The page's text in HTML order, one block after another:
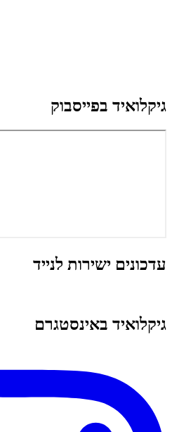
גיקלואיד בפייסבוק
עדכונים ישירות לנייד
גיקלואיד באינסטגרם